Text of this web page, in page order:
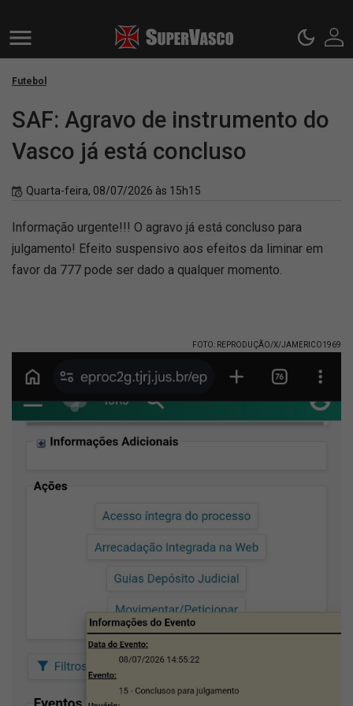
Futebol
SAF: Agravo de instrumento do
Vasco já está concluso
Quarta-feira, 08/07/2026 às 15h15
Informação urgente!!! O agravo já está concluso para
julgamento! Efeito suspensivo aos efeitos da liminar em
favor da 777 pode ser dado a qualquer momento.
FOTO: REPRODUÇÃO/X/JAMERICO1969